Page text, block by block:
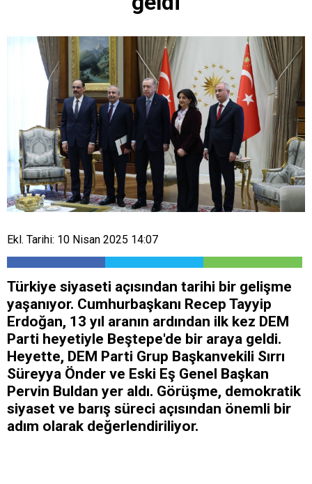
Ekl. Tarihi: 10 Nisan 2025 14:07
Türkiye siyaseti açısından tarihi bir gelişme
yaşanıyor. Cumhurbaşkanı Recep Tayyip
Erdoğan, 13 yıl aranın ardından ilk kez DEM
Parti heyetiyle Beştepe'de bir araya geldi.
Heyette, DEM Parti Grup Başkanvekili Sırrı
Süreyya Önder ve Eski Eş Genel Başkan
Pervin Buldan yer aldı. Görüşme, demokratik
siyaset ve barış süreci açısından önemli bir
adım olarak değerlendiriliyor.